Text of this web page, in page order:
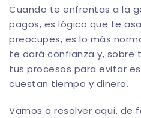
Cuando te enfrentas a la
pagos, es lógico que te
preocupes, es lo más
te dará confianza y, sobre
tus procesos para evitar
cuestan tiempo y dinero.
Vamos a resolver aquí, de